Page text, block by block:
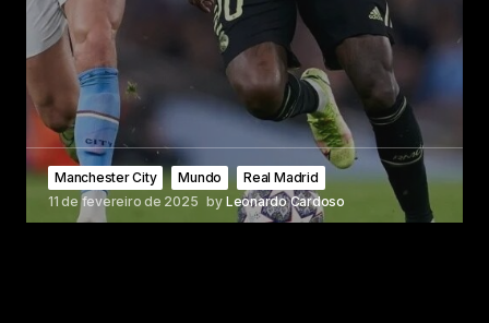
Manchester City Mundo
Real Madrid
11 de fevereiro de 2025 by Leonardo Cardoso